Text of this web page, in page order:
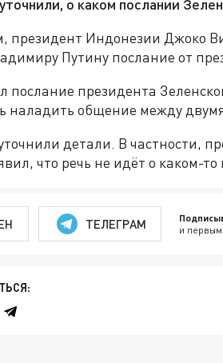
о каком послании
президент Индонезии Джоко
Путину послание от
послание президента
наладить общение между
детали. В частности,
что речь не идёт о каком-
ТЕЛЕГРАМ и